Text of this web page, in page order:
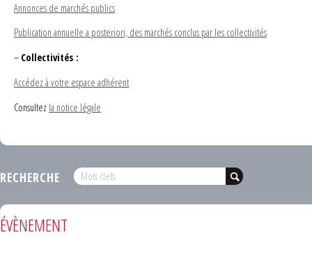
Annonces de marchés publics
Publication annuelle a posteriori, des marchés conclus par les collectivités
– Collectivités :
Accédez à votre espace adhérent
Consultez la notice légale
RECHERCHE
ÉVÈNEMENT